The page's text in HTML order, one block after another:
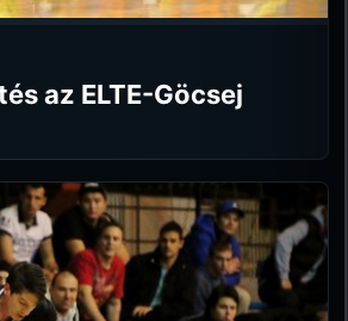
az ELTE-Göcsej